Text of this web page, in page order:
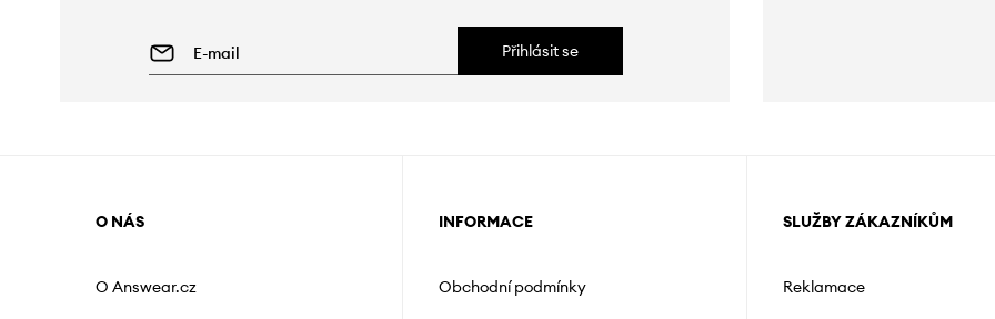
Přihlásit se
O NÁS
O Answear.cz
INFORMACE
Obchodní podmínky
SLUŽBY ZÁKAZNÍKŮM
Reklamace